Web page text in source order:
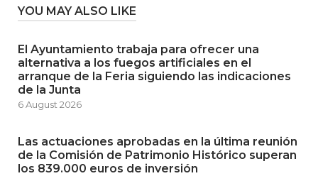
YOU MAY ALSO LIKE
El Ayuntamiento trabaja para ofrecer una
alternativa a los fuegos artificiales en el
arranque de la Feria siguiendo las indicaciones
de la Junta
6 August 2026
Las actuaciones aprobadas en la última reunión
de la Comisión de Patrimonio Histórico superan
los 839.000 euros de inversión